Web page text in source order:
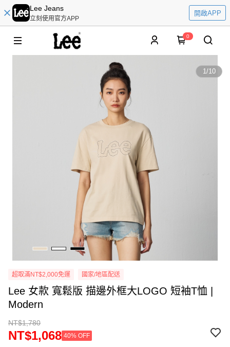
Lee Jeans
立刻使用官方APP
開啟APP
0
1/10
超取滿NT$2,000免運 國家/地區配送
Lee 女款 寬鬆版 描邊外框大LOGO 短袖T恤 |
Modern
NT$1,780
NT$1,068 40% OFF